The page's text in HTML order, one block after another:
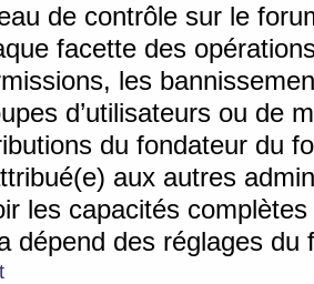
de contrôle sur le
facette des
les
d’utilisateurs ou de
du fondateur du
aux autres
les capacités
dépend des réglages du